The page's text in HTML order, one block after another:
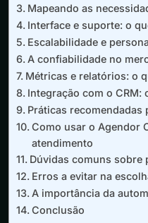
Mapeando as
Interface e suporte: o
Escalabilidade e
A confiabilidade no
Métricas e relatórios: o
Integração com o CRM:
Práticas recomendadas
Como usar o Agendor
atendimento
Dúvidas comuns sobre
Erros a evitar na
A importância da
Conclusão